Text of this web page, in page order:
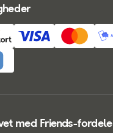
med Friends-fordele